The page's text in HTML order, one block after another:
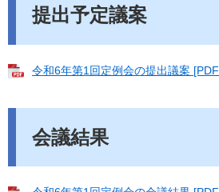
提出予定議案
令和6年第1回定例会の提出議案
会議結果